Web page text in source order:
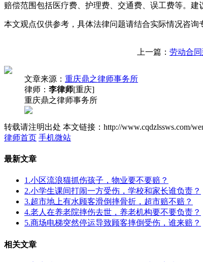
赔偿范围包括医疗费、护理费、交通费、误工费等。
本文观点仅供参考，具体法律问题请结合实际情况咨询
上一篇： 劳动合
文章来源： 重庆鼎之律师事务所
律师： 李律师[重庆]
重庆鼎之律师事务所
转载请注明出处 本文链接：http://www.cqdzlssws.com/
律师首页 手机微站
最新文章
1.小区流浪猫抓伤孩子，物业要不要赔？
2.小学生课间打闹一方受伤，学校和家长谁负责？
3.超市地上有水顾客滑倒摔骨折，超市赔不赔？
4.老人在养老院摔伤去世，养老机构要不要负责？
5.商场电梯突然停运导致顾客摔倒受伤，谁来赔？
相关文章